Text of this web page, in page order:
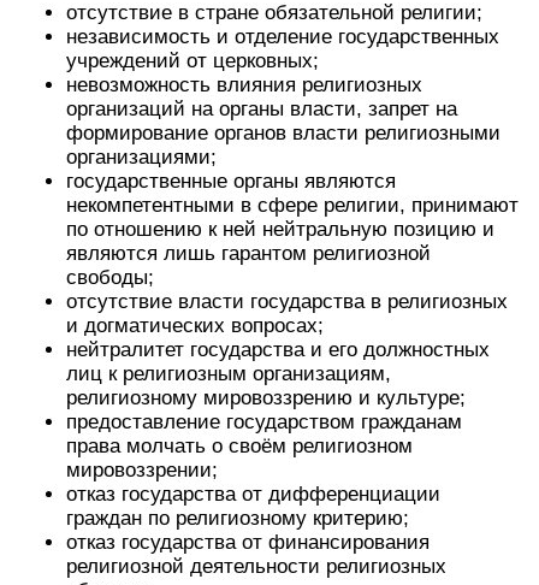
отсутствие в стране обязательной религии;
независимость и отделение государственных
учреждений от церковных;
невозможность влияния религиозных
организаций на органы власти, запрет на
формирование органов власти религиозными
организациями;
государственные органы являются
некомпетентными в сфере религии, принимают
по отношению к ней нейтральную позицию и
являются лишь гарантом религиозной
свободы;
отсутствие власти государства в религиозных
и догматических вопросах;
нейтралитет государства и его должностных
лиц к религиозным организациям,
религиозному мировоззрению и культуре;
предоставление государством гражданам
права молчать о своём религиозном
мировоззрении;
отказ государства от дифференциации
граждан по религиозному критерию;
отказ государства от финансирования
религиозной деятельности религиозных